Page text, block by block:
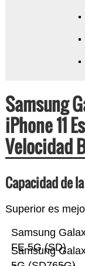
Samsung
iPhone 11
Velocidad
Capacidad de
Superior es
Samsung
Samsung
FE 5G (SD)